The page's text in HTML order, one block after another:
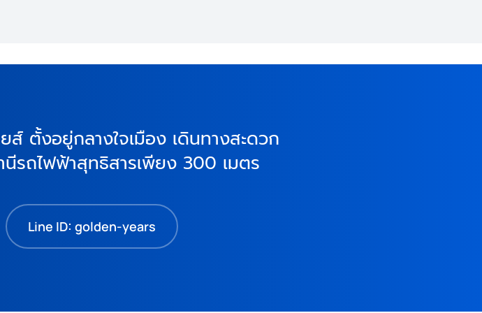
ส์ ตั้งอยู่กลางใจเมือง เดินทางสะดวก
รถไฟฟ้าสุทธิสารเพียง 300 เมตร
Line ID: golden-years